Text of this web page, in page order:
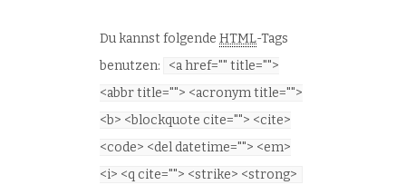
Du kannst folgende HTML-Tags
benutzen:
<a href="" title="">
<abbr title=""> <acronym title="">
<b> <blockquote cite=""> <cite>
<code> <del datetime=""> <em>
<i> <q cite=""> <strike> <strong>